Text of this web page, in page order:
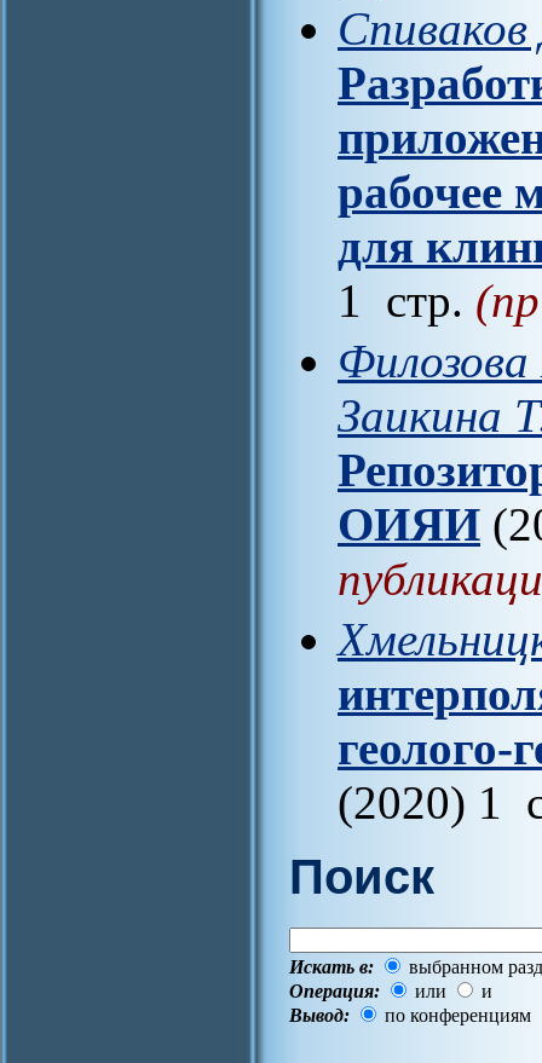
рабочее
для
1 стр.
Заикина
ОИЯИ
геолого-
(2020) 1
Поиск
Искать в:
выбранном
Операция:
или
и
Вывод:
по конференциям